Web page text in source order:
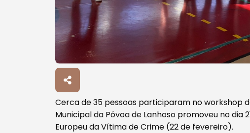
Cerca de 35 pessoas participaram no workshop
Municipal da Póvoa de Lanhoso promoveu no dia
Europeu da Vítima de Crime (22 de fevereiro).